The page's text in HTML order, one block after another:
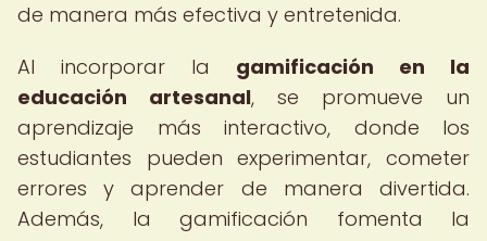
de manera más efectiva y entretenida.
Al incorporar la gamificación en la
educación artesanal, se promueve un
aprendizaje más interactivo, donde los
estudiantes pueden experimentar, cometer
errores y aprender de manera divertida.
Además, la gamificación fomenta la